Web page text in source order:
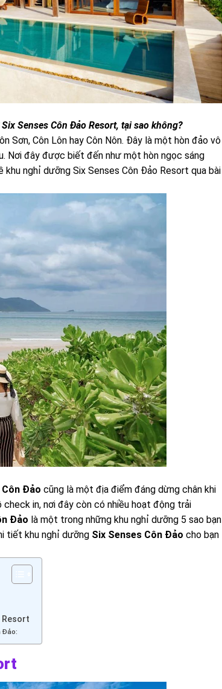
Senses Côn Đảo Resort, tại sao không?
Sơn, Côn Lôn hay Côn Nôn. Đây là một hòn đảo vô
Nơi đây được biết đến như một hòn ngọc sáng
khu nghỉ dưỡng Six Senses Côn Đảo Resort qua bài
Côn Đảo cũng là một địa điểm đáng dừng chân khi
in, nơi đây còn có nhiều hoạt động trải
Đảo là một trong những khu nghỉ dưỡng 5 sao bạn
tiết khu nghỉ dưỡng Six Senses Côn Đảo cho bạn
Resort
Đảo: